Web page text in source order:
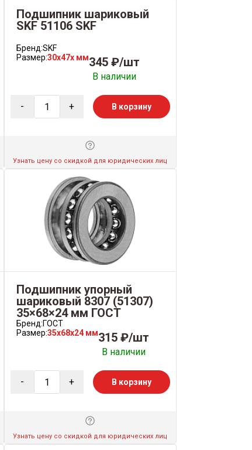
Подшипник шариковый
SKF 51106 SKF
Бренд:SKF
Размер:30x47x мм345 ₽/шт
В наличии
- + В корзину
Узнать цену со скидкой для юридических лиц
Подшипник упорный
шариковый 8307 (51307)
35×68×24 мм ГОСТ
Бренд:ГОСТ
Размер:35x68x24 мм315 ₽/шт
В наличии
- + В корзину
Узнать цену со скидкой для юридических лиц